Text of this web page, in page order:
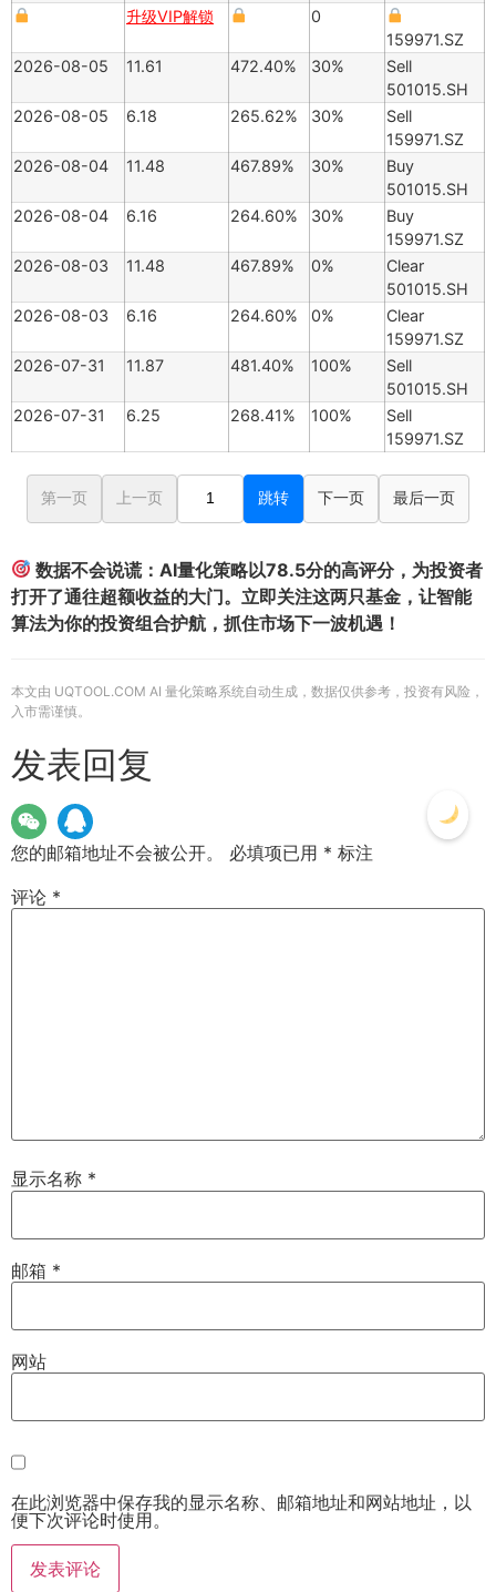
升级VIP解锁
0
159971.SZ
2026-08-05
11.61 472.40% 30%
Sell
501015.SH
2026-08-05
6.18 265.62% 30%
Sell
159971.SZ
2026-08-04
11.48 467.89% 30%
Buy
501015.SH
2026-08-04
6.16 264.60% 30%
Buy
159971.SZ
2026-08-03
11.48 467.89% 0%
Clear
501015.SH
2026-08-03
6.16 264.60% 0%
Clear
159971.SZ
2026-07-31
11.87 481.40% 100%
Sell
501015.SH
2026-07-31
6.25 268.41% 100%
Sell
159971.SZ
第一页 上一页 跳转 下一页 最后一页
数据不会说谎：AI量化策略以78.5分的高评分，为投资者
打开了通往超额收益的大门。立即关注这两只基金，让智能
算法为你的投资组合护航，抓住市场下一波机遇！
本文由 UQTOOL.COM AI 量化策略系统自动生成，数据仅供参考，投资有风险，
入市需谨慎。
发表回复
您的邮箱地址不会被公开。 必填项已用 * 标注
评论 *
显示名称 *
邮箱 *
网站
在此浏览器中保存我的显示名称、邮箱地址和网站地址，以
便下次评论时使用。